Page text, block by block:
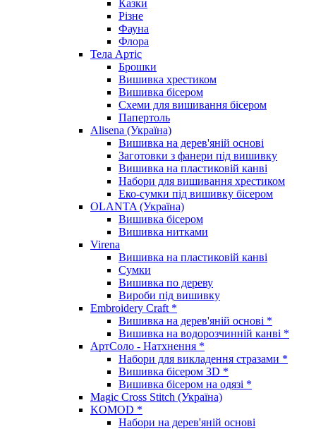
Казки
Різне
Фауна
Флора
Тела Артіс
Брошки
Вишивка хрестиком
Вишивка бісером
Схеми для вишивання бісером
Папертоль
Alisena (Україна)
Вишивка на дерев'яній основі
Заготовки з фанери під вишивку
Вишивка на пластиковій канві
Набори для вишивання хрестиком
Еко-сумки під вишивку бісером
OLANTA (Україна)
Вишивка бісером
Вишивка нитками
Virena
Вишивка на пластиковій канві
Сумки
Вишивка по дереву
Вироби під вишивку
Embroidery Craft *
Вишивка на дерев'яній основі *
Вишивка на водорозчинній канві *
АртСоло - Натхнення *
Набори для викладення стразами *
Вишивка бісером 3D *
Вишивка бісером на одязі *
Magic Cross Stitch (Україна)
KOMOD *
Набори на дерев'яній основі